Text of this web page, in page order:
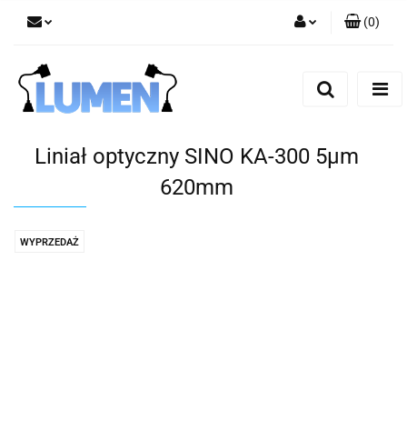
Zgody cookies
(0)
Liniał optyczny SINO KA-300 5μm
620mm
WYPRZEDAŻ